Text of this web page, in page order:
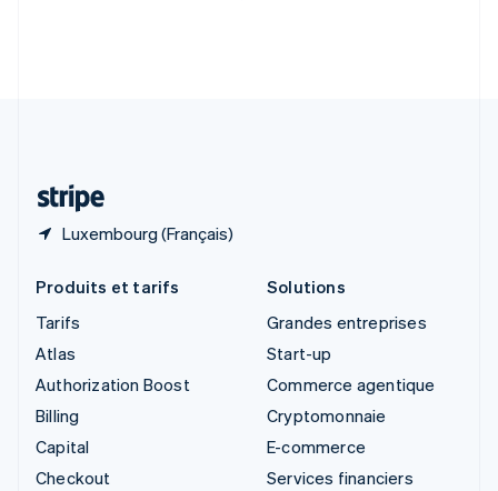
Luxembourg (Français)
Produits et tarifs
Tarifs
Atlas
Authorization Boost
Billing
Capital
Checkout
Solutions
Grandes entreprises
Start-up
Commerce agentique
Cryptomonnaie
E-commerce
Services financiers